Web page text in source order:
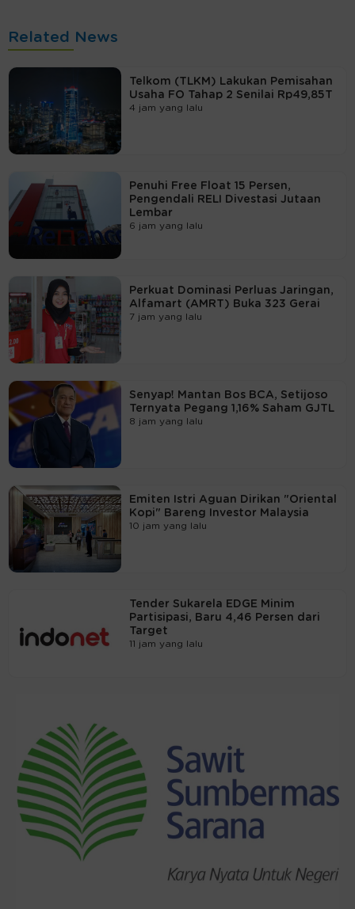
Related News
Telkom (TLKM) Lakukan Pemisahan
Usaha FO Tahap 2 Senilai Rp49,85T
4 jam yang lalu
Penuhi Free Float 15 Persen,
Pengendali RELI Divestasi Jutaan
Lembar
6 jam yang lalu
Perkuat Dominasi Perluas Jaringan,
Alfamart (AMRT) Buka 323 Gerai
7 jam yang lalu
Senyap! Mantan Bos BCA, Setijoso
Ternyata Pegang 1,16% Saham GJTL
8 jam yang lalu
Emiten Istri Aguan Dirikan "Oriental
Kopi" Bareng Investor Malaysia
10 jam yang lalu
Tender Sukarela EDGE Minim
Partisipasi, Baru 4,46 Persen dari
Target
11 jam yang lalu